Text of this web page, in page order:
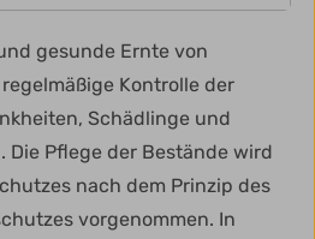
gesunde Ernte von
Kontrolle der
Schädlinge und
Die Pflege der Bestände wird
nach dem Prinzip des
vorgenommen. In